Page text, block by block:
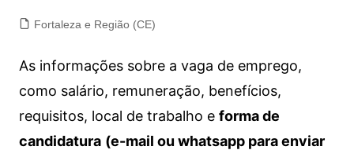
Fortaleza e Região (CE)
As informações sobre a vaga de emprego,
como salário, remuneração, benefícios,
requisitos, local de trabalho e forma de
candidatura (e-mail ou whatsapp para enviar